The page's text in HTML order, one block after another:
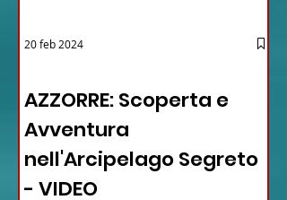
AZZORRE: Scoperta e
Avventura
nell'Arcipelago Segreto
- VIDEO
20 feb 2024